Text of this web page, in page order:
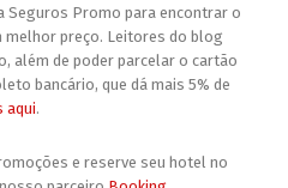
Seguros Promo para encontrar o
melhor preço. Leitores do blog
além de poder parcelar o cartão
bancário, que dá mais 5% de
aqui.
e reserve seu hotel no